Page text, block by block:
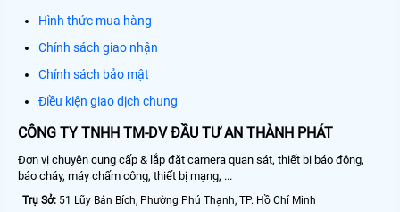
Hình thức mua hàng
Chính sách giao nhận
Chính sách bảo mật
Điều kiện giao dịch chung
CÔNG TY TNHH TM-DV ĐẦU TƯ AN THÀNH PHÁT
Đơn vị chuyên cung cấp & lắp đặt camera quan sát, thiết bị báo động,
báo cháy, máy chấm công, thiết bị mạng, ...
Trụ Sở: 51 Lũy Bán Bích, Phường Phú Thạnh, TP. Hồ Chí Minh